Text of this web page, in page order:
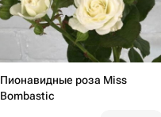
Пионавидные роза Miss
Bombastic